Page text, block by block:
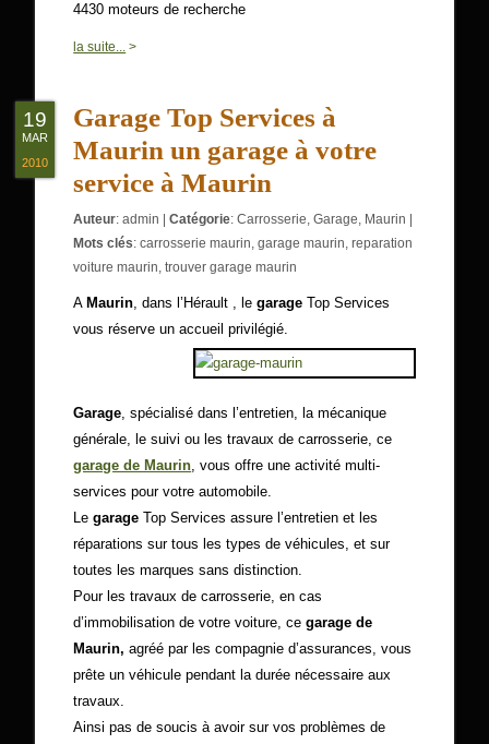
4430 moteurs de recherche
la suite... >
Garage Top Services à
Maurin un garage à votre
service à Maurin
Auteur:admin |Catégorie:Carrosserie,Garage, Maurin
Mots clés:carrosserie maurin,garage maurin,reparation
voiture maurin,trouver garage maurin
A Maurin, dans l’Hérault , legarage Top Services
vous réserve un accueil privilégié.
Garage, spécialisé dans l’entretien, la mécanique
générale, le suivi ou les travaux de carrosserie, ce
garage de Maurin, vous offre une activité multi-
services pour votre automobile.
LegarageTop Services assure l’entretien et les
réparations sur tous les types de véhicules, et sur
toutes les marques sans distinction.
Pour les travaux de carrosserie, en cas
d’immobilisation de votre voiture, cegarage de
Maurin, agréé par les compagnie d’assurances, vous
prête un véhicule pendant la durée nécessaire aux
travaux.
Ainsi pas de soucis à avoir sur vos problèmes de
19
MAR
2010